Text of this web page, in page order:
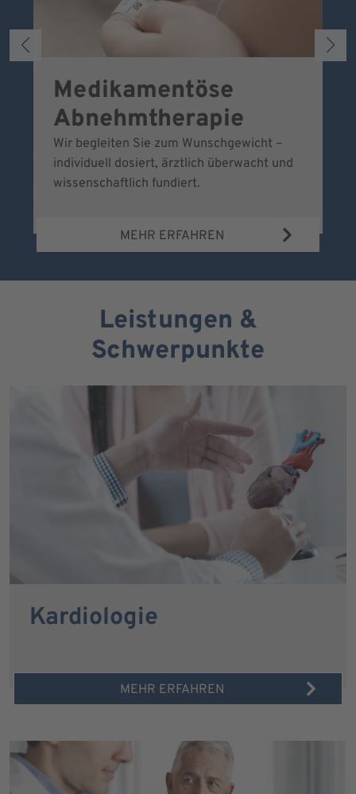
Medikamentöse
Abnehmtherapie
Wir begleiten Sie zum Wunschgewicht –
individuell dosiert, ärztlich überwacht und
wissenschaftlich fundiert.
MEHR ERFAHREN
Leistungen &
Schwerpunkte
Kardiologie
MEHR ERFAHREN